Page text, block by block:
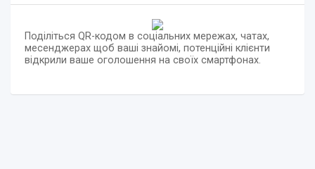
Поділіться QR-кодом в соціальних мережах, чатах,
месенджерах щоб ваші знайомі, потенційні клієнти
відкрили ваше оголошення на своїх смартфонах.